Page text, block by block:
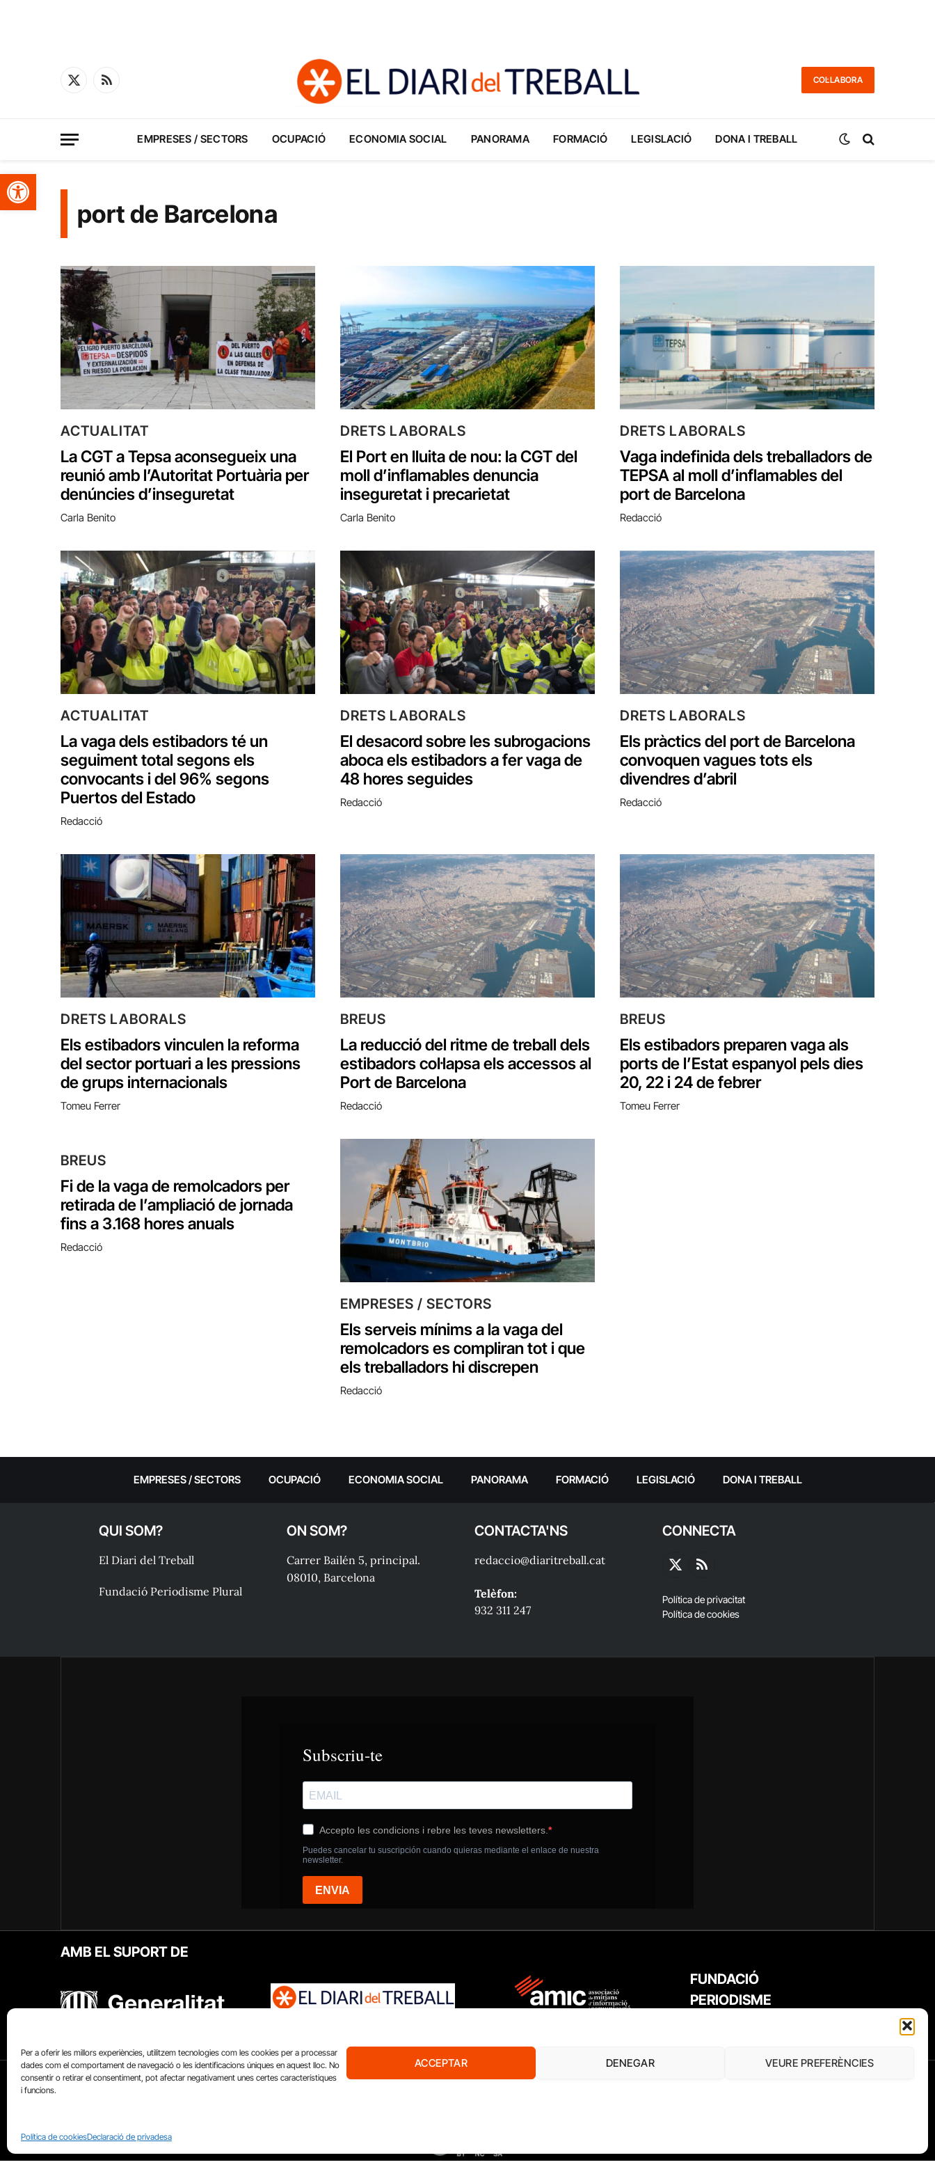
Obre la barra d'eines
Per a oferir les millors experiències, utilitzem tecnologies com les cookies per a processar
dades com el comportament de navegació o les identificacions úniques en aquest lloc. No
consentir o retirar el consentiment, pot afectar negativament unes certes característiques
i funcions.
ACCEPTAR DENEGAR VEURE PREFERÈNCIES
Política de cookiesDeclaració de privadesa
X
RSS
COL·LABORA
EMPRESES / SECTORS OCUPACIÓ ECONOMIA SOCIAL PANORAMA FORMACIÓ LEGISLACIÓ DONA I TREBALL
port de Barcelona
ACTUALITAT
La CGT a Tepsa aconsegueix una
reunió amb l’Autoritat Portuària per
denúncies d’inseguretat
Carla Benito
DRETS LABORALS
El Port en lluita de nou: la CGT del
moll d’inflamables denuncia
inseguretat i precarietat
Carla Benito
DRETS LABORALS
Vaga indefinida dels treballadors de
TEPSA al moll d’inflamables del
port de Barcelona
Redacció
ACTUALITAT
La vaga dels estibadors té un
seguiment total segons els
convocants i del 96% segons
Puertos del Estado
Redacció
DRETS LABORALS
El desacord sobre les subrogacions
aboca els estibadors a fer vaga de
48 hores seguides
Redacció
DRETS LABORALS
Els pràctics del port de Barcelona
convoquen vagues tots els
divendres d’abril
Redacció
DRETS LABORALS
Els estibadors vinculen la reforma
del sector portuari a les pressions
de grups internacionals
Tomeu Ferrer
BREUS
La reducció del ritme de treball dels
estibadors col·lapsa els accessos al
Port de Barcelona
Redacció
BREUS
Els estibadors preparen vaga als
ports de l’Estat espanyol pels dies
20, 22 i 24 de febrer
Tomeu Ferrer
BREUS
Fi de la vaga de remolcadors per
retirada de l’ampliació de jornada
fins a 3.168 hores anuals
Redacció
EMPRESES / SECTORS
Els serveis mínims a la vaga del
remolcadors es compliran tot i que
els treballadors hi discrepen
Redacció
EMPRESES / SECTORS OCUPACIÓ ECONOMIA SOCIAL PANORAMA FORMACIÓ LEGISLACIÓ DONA I TREBALL
QUI SOM?
El Diari del Treball
Fundació Periodisme Plural
ON SOM?
Carrer Bailén 5, principal.
08010, Barcelona
CONTACTA'NS
redaccio@diaritreball.cat
Telèfon:
932 311 247
CONNECTA
X
RSS
Política de privacitat
Política de cookies
AMB EL SUPORT DE
FUNDACIÓ
PERIODISME
QUI SOM? CATALUNYAPLURAL.CAT EL DIARI DE L’EDUCACIÓ EL DIARI DE LA SANITAT